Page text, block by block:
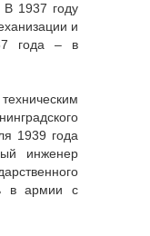
1937 году
и
года – в
1939 года
инженер
в армии с